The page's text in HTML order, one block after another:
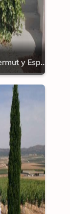
Cata de Pie Franco, Vermut y Espumoso